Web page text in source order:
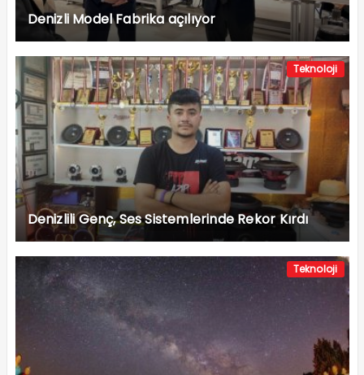
Denizli Model Fabrika açılıyor
Teknoloji
Denizlili Genç, Ses Sistemlerinde Rekor Kırdı
Teknoloji